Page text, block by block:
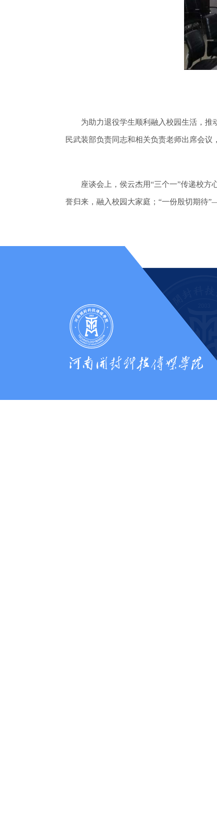
为助力退役学生顺利融入校园生活，推动
民武装部负责同志和相关负责老师出席会
座谈会上，侯云杰用“三个一”传递校方
誉归来，融入校园大家庭；“一份殷切期待